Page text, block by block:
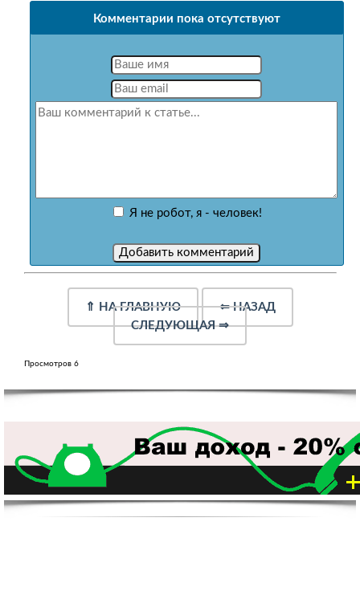
Комментарии пока отсутствуют
Я не робот, я - человек!
⇑ НА ГЛАВНУЮ ⇐НАЗАД
СЛЕДУЮЩАЯ⇒
Просмотров 6